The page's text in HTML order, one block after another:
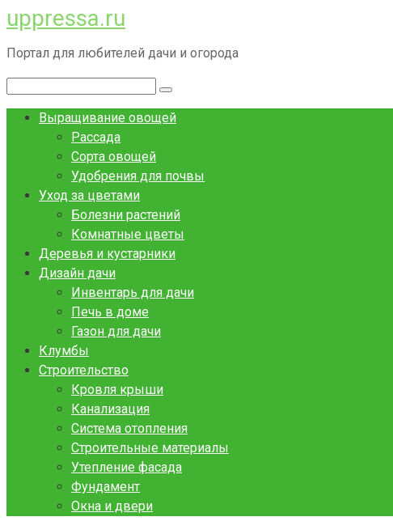
Перейти
к
контенту
uppressa.ru
Портал для любителей дачи и огорода
Выращивание овощей
Рассада
Сорта овощей
Удобрения для почвы
Уход за цветами
Болезни растений
Комнатные цветы
Деревья и кустарники
Дизайн дачи
Инвентарь для дачи
Печь в доме
Газон для дачи
Клумбы
Строительство
Кровля крыши
Канализация
Система отопления
Строительные материалы
Утепление фасада
Фундамент
Окна и двери